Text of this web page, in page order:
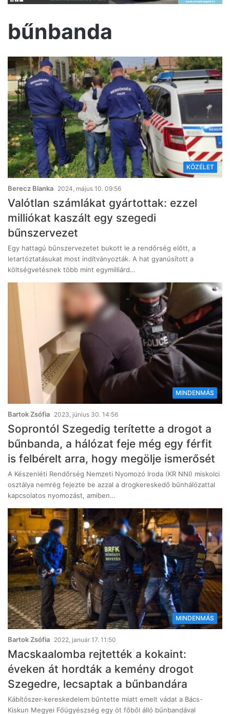
bűnbanda
KÖZÉLET
Berecz Blanka 2024, május 10. 09:56
Valótlan számlákat gyártottak: ezzel
milliókat kaszált egy szegedi
bűnszervezet
Egy hattagú bűnszervezetet bukott le a rendőrség előtt, a
letartóztatásukat most indítványozták. A hat gyanúsított a
költségvetésnek több mint egymilliárd…
MINDENMÁS
Bartok Zsófia 2023, június 30. 14:56
Soprontól Szegedig terítette a drogot a
bűnbanda, a hálózat feje még egy férfit
is felbérelt arra, hogy megölje ismerősét
A Készenléti Rendőrség Nemzeti Nyomozó Iroda (KR NNI) miskolci
osztálya nemrég fejezte be azzal a drogkereskedő bűnhálózattal
kapcsolatos nyomozást, amiben…
MINDENMÁS
Bartok Zsófia 2022, január 17. 11:50
Macskaalomba rejtették a kokaint:
éveken át hordták a kemény drogot
Szegedre, lecsaptak a bűnbandára
Kábítószer-kereskedelem bűntette miatt emelt vádat a Bács-
Kiskun Megyei Főügyészség egy öt főből álló bűnbandával